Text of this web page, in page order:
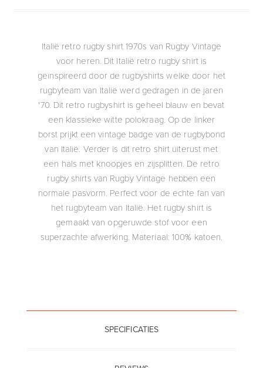
Italië retro rugby shirt 1970s van Rugby Vintage
voor heren. Dit Italië retro rugby shirt is
geïnspireerd door de rugbyshirts welke door het
rugbyteam van Italië werd gedragen in de jaren
'70. Dit retro rugbyshirt is geheel blauw en bevat
een klassieke witte polokraag. Op de linker
borst prijkt een vintage badge van de rugbybond
van Italië. Verder is dit retro shirt uiterust met
een hals met knoopjes en zijsplitten. De retro
rugby shirts van Rugby Vintage hebben een
normale pasvorm. Perfect voor de echte fan van
het rugbyteam van Italië. Het rugby shirt is
gemaakt van opgeruwde stof voor een
superzachte afwerking. Materiaal: 100% katoen.
SPECIFICATIES